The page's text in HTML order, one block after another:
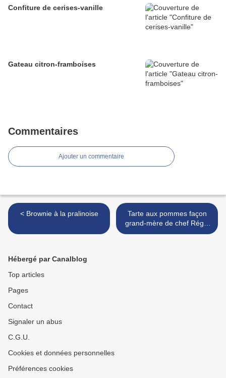
Confiture de cerises-vanille
Gateau citron-framboises
Commentaires
Ajouter un commentaire
< Brownie à la pralinoise
Tarte aux pommes façon
grand-mère de chef Régis
et chef Damien >
Hébergé par Canalblog
Top articles
Pages
Contact
Signaler un abus
C.G.U.
Cookies et données personnelles
Préférences cookies